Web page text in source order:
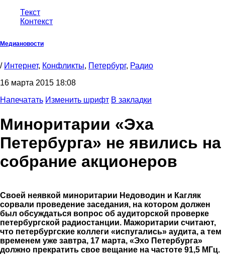
Текст
Контекст
Медиановости
/ Интернет, Конфликты, Петербург, Радио
16 марта 2015 18:08
Напечатать Изменить шрифт В закладки
Миноритарии «Эха
Петербурга» не явились на
собрание акционеров
Своей неявкой миноритарии Недоводин и Кагляк
сорвали проведение заседания, на котором должен
был обсуждаться вопрос об аудиторской проверке
петербургской радиостанции. Мажоритарии считают,
что петербургские коллеги «испугались» аудита, а тем
временем уже завтра, 17 марта, «Эхо Петербурга»
должно прекратить свое вещание на частоте 91,5 МГц.